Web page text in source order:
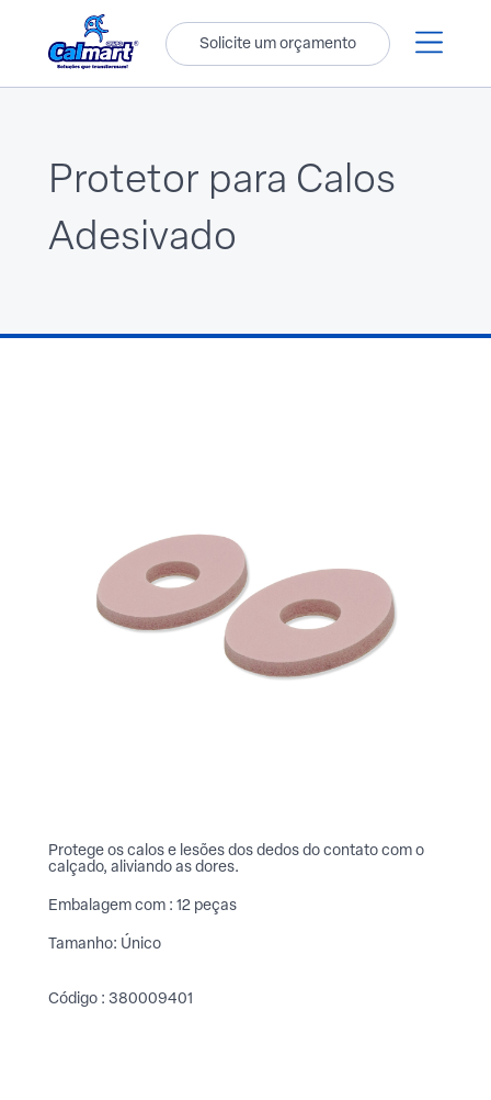
Solicite um orçamento
Protetor para Calos
Adesivado
Protege os calos e lesões dos dedos do contato com o
calçado, aliviando as dores.
Embalagem com : 12 peças
Tamanho: Único
Código : 380009401